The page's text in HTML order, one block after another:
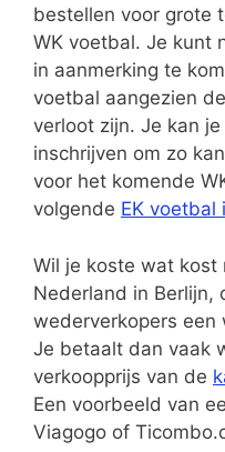
bestellen voor grote
WK voetbal. Je kunt
in aanmerking te
voetbal aangezien
verloot zijn. Je kan
inschrijven om zo
voor het komende
volgende EK voetbal
Wil je koste wat
Nederland in Berlijn,
wederverkopers
Je betaalt dan vaak
verkoopprijs van de
Een voorbeeld van
Viagogo of